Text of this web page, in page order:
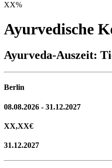
XX%
Ayurvedische
Ayurveda-Auszeit:
Berlin
08.08.2026 - 31.12.2027
XX,XX€
31.12.2027